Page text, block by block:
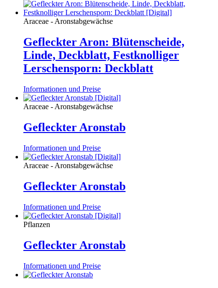
Araceae - Aronstabgewächse
Gefleckter Aron: Blütenscheide,
Linde, Deckblatt, Festknolliger
Lerschensporn: Deckblatt
Informationen und Preise
Araceae - Aronstabgewächse
Gefleckter Aronstab
Informationen und Preise
Araceae - Aronstabgewächse
Gefleckter Aronstab
Informationen und Preise
Pflanzen
Gefleckter Aronstab
Informationen und Preise